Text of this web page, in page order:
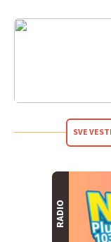
SVE
RADIO